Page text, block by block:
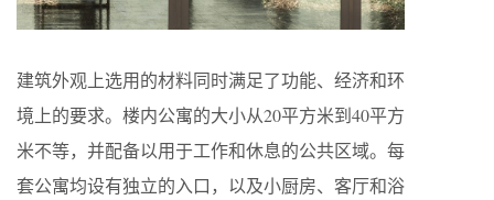
建筑外观上选用的材料同时满足了功能、经济和环
境上的要求。楼内公寓的大小从20平方米到40平方
米不等，并配备以用于工作和休息的公共区域。每
套公寓均设有独立的入口，以及小厨房、客厅和浴